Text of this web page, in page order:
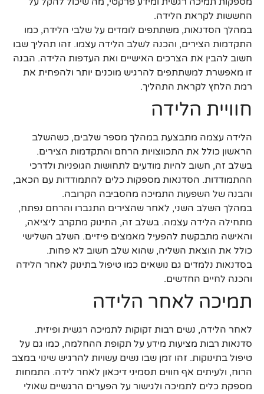
החששות לקראת הלידה.
במהלך הסדנאות, משתתפים לומדים על שלבי הלידה, כמו
התקדמות הצירים, והכנה לשלב הלידה עצמו. זהו תהליך שבו
חשוב להבין את הצרכים האישיים ואת העדפות הלידה. הבנה
זו מאפשרת למשתתפים להרגיש מוכנים יותר ולהפחית את
רמת הלחץ לקראת התהליך.
חוויית הלידה
הלידה עצמה מתבצעת במהלך מספר שלבים, כשהשלב
הראשון כולל את התכווצויות הרחם והתקדמות הצירים.
בשלב זה, חשוב להיות מודעים לתחושות הגופניות ולדרכי
ההתמודדות. הסדנאות מספקות כלים להתמודדות עם הכאב,
והבנה של השפעות התמיכה מהסביבה הקרובה.
במהלך השלב השני, לאחר שהצירים התגברו והרחם נפתח,
מתחילה הלידה עצמה. בשלב זה, התינוק מתקרב ליציאה,
והאישה מתבקשת להפעיל מאמצים פיזיים. השלב השלישי
כולל את הוצאת השליה, שהוא שלב חשוב לא פחות.
בסדנאות נלמדים גם נושאים כמו טיפול בתינוק לאחר הלידה
והכנה לחיים החדשים.
תמיכה לאחר הלידה
לאחר הלידה, נשים רבות זקוקות לתמיכה רגשית ופיזית.
סדנאות רבות מציעות מידע על תקופת ההחלמה, כמו גם על
טיפול בתינוקות. זהו זמן שבו נשים עשויות להרגיש שינוי במצב
הרוח, ולעיתים אף חווים תסמיני דיכאון לאחר לידה. התמחות
מספקת כלים לתמיכה ולגישור על הפערים הרגשיים שאולי